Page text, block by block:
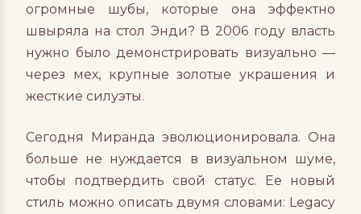
огромные шубы, которые она эффектно
швыряла на стол Энди? В 2006 году власть
нужно было демонстрировать визуально —
через мех, крупные золотые украшения и
жесткие силуэты.
Сегодня Миранда эволюционировала. Она
больше не нуждается в визуальном шуме,
чтобы подтвердить свой статус. Ее новый
стиль можно описать двумя словами: Legacy